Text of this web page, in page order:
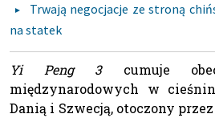
Trwają negocjacje ze stroną
na statek
Yi Peng 3cumuje
międzynarodowych w
Danią i Szwecją, otoczony